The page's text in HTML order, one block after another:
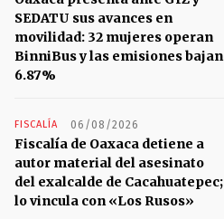
SEDATU sus avances en
movilidad: 32 mujeres operan
BinniBus y las emisiones bajan
6.87%
FISCALÍA 06/08/2026
Fiscalía de Oaxaca detiene a
autor material del asesinato
del exalcalde de Cacahuatepec;
lo vincula con «Los Rusos»